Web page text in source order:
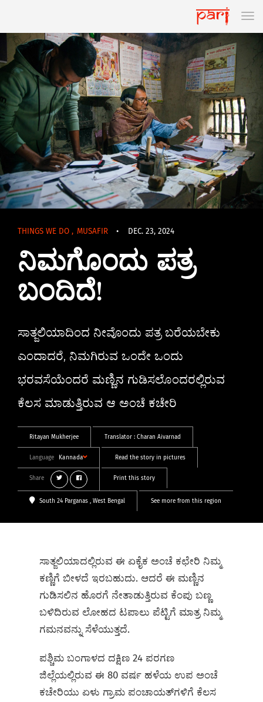
THINGS WE DO , MUSAFIR • DEC. 23, 2024
ನಿಮಗೊಂದು ಪತ್ರ
ಬಂದಿದೆ!
ಸಾತ್ಜಲಿಯಾದಿಂದ ನೀವೊಂದು ಪತ್ರ ಬರೆಯಬೇಕು
ಎಂದಾದರೆ, ನಿಮಗಿರುವ ಒಂದೇ ಒಂದು
ಭರವಸೆಯೆಂದರೆ ಮಣ್ಣಿನ ಗುಡಿಸಲೊಂದರಲ್ಲಿರುವ
ಕೆಲಸ ಮಾಡುತ್ತಿರುವ ಆ ಅಂಚೆ ಕಚೇರಿ
Ritayan Mukherjee Translator : Charan Aivarnad
Language Kannada Read the story in pictures
Share Print this story
South 24 Parganas , West Bengal See more from this region
ಸಾತ್ಜಲಿಯಾದಲ್ಲಿರುವ ಈ ಏಕೈಕ ಅಂಚೆ ಕಛೇರಿ ನಿಮ್ಮ
ಕಣ್ಣಿಗೆ ಬೀಳದೆ ಇರಬಹುದು. ಆದರೆ ಈ ಮಣ್ಣಿನ
ಗುಡಿಸಲಿನ ಹೊರಗೆ ನೇತಾಡುತ್ತಿರುವ ಕೆಂಪು ಬಣ್ಣ
ಬಳಿದಿರುವ ಲೋಹದ ಟಪಾಲು ಪೆಟ್ಟಿಗೆ ಮಾತ್ರ ನಿಮ್ಮ
ಗಮನವನ್ನು ಸೆಳೆಯುತ್ತದೆ.
ಪಶ್ಚಿಮ ಬಂಗಾಳದ ದಕ್ಷಿಣ 24 ಪರಗಣ
ಜಿಲ್ಲೆಯಲ್ಲಿರುವ ಈ 80 ವರ್ಷ ಹಳೆಯ ಉಪ ಅಂಚೆ
ಕಚೇರಿಯು ಏಳು ಗ್ರಾಮ ಪಂಚಾಯತ್‌ಗಳಿಗೆ ಕೆಲಸ